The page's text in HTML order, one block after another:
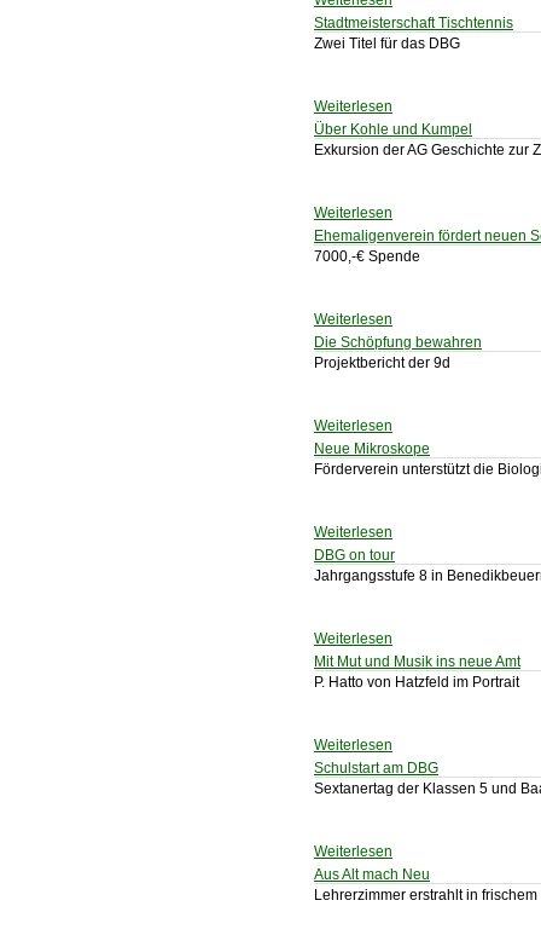
Stadtmeisterschaft Tischtennis
Zwei Titel für das DBG
Weiterlesen
Über Kohle und Kumpel
Exkursion der AG Geschichte zur
Weiterlesen
Ehemaligenverein fördert neuen
7000,-€ Spende
Weiterlesen
Die Schöpfung bewahren
Projektbericht der 9d
Weiterlesen
Neue Mikroskope
Förderverein unterstützt die
Weiterlesen
DBG on tour
Jahrgangsstufe 8 in
Weiterlesen
Mit Mut und Musik ins neue Amt
P. Hatto von Hatzfeld im Portrait
Weiterlesen
Schulstart am DBG
Sextanertag der Klassen 5 und
Weiterlesen
Aus Alt mach Neu
Lehrerzimmer erstrahlt in frischem